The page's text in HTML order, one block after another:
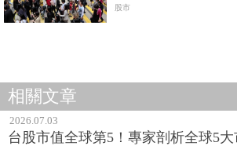
投資人宜先選擇迴避
股市
相關文章
2026.07.03
台股市值全球第5！專家剖析全球5